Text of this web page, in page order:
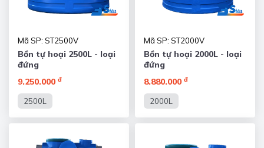
Mã SP: ST2500V
Bồn tự hoại 2500L - loại
đứng
9.250.000 đ
2500L
Mã SP: ST2000V
Bồn tự hoại 2000L - loại
đứng
8.880.000 đ
2000L